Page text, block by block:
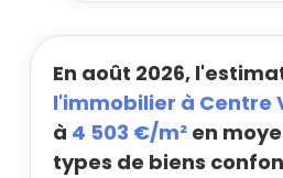
En août 2026,
l'immobilier à Centre
à 4 503 €/m² en
types de biens